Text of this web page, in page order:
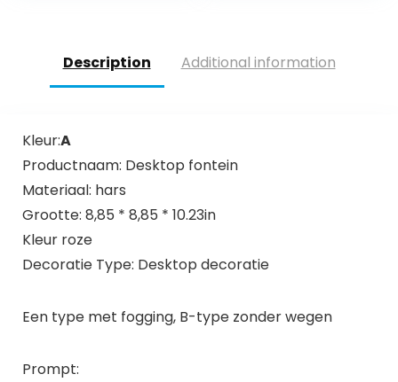
Description Additional information
Kleur:A
Productnaam: Desktop fontein
Materiaal: hars
Grootte: 8,85 * 8,85 * 10.23in
Kleur roze
Decoratie Type: Desktop decoratie
Een type met fogging, B-type zonder wegen
Prompt: